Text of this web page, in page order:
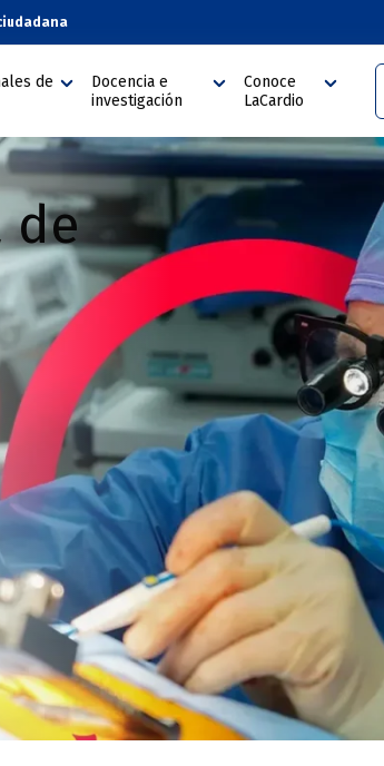
de
Docencia e
investigación
Conoce
LaCardio
de